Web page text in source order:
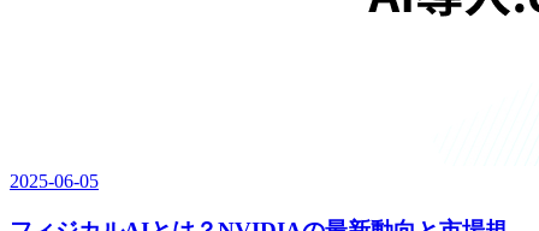
2025-06-05